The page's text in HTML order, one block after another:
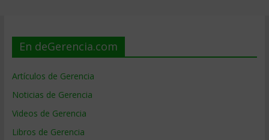
En deGerencia.com
Artículos de Gerencia
Noticias de Gerencia
Videos de Gerencia
Libros de Gerencia